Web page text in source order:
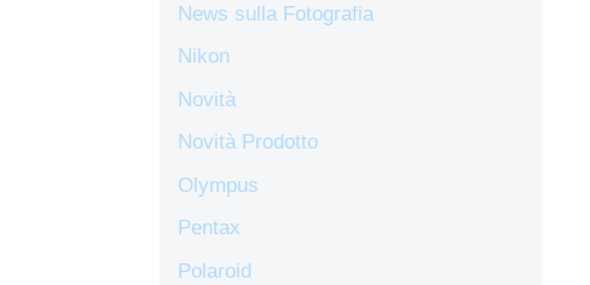
News sulla Fotografia
Nikon
Novità
Novità Prodotto
Olympus
Pentax
Polaroid